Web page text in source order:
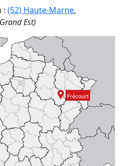
: (52) Haute-Marne,
Est)